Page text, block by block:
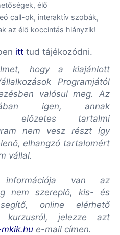
élő
call-ok, interaktív szobák,
az élő koccintás hiányzik!
itt tud tájékozódni.
hogy a kiajánlott
Programjától
valósul meg. Az
igen, annak
előzetes tartalmi
nem vesz részt így
elhangzó tartalomért
vállal.
információja van az
nem szereplő, kis- és
segítő, online elérhető
kurzusról, jelezze azt
e-mail címen.